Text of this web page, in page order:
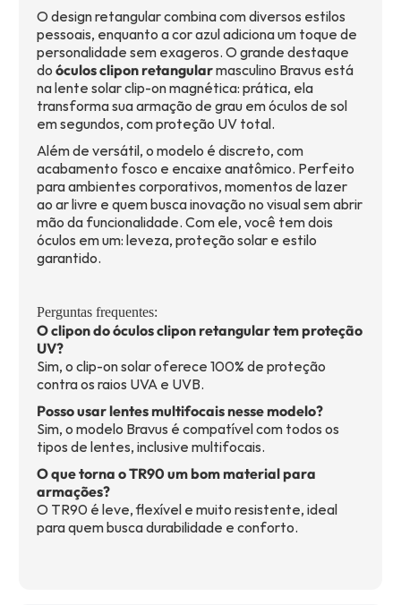
O design retangular combina com diversos estilos
pessoais, enquanto a cor azul adiciona um toque de
personalidade sem exageros. O grande destaque
do óculos clipon retangularmasculino Bravus está
na lente solar clip-on magnética: prática, ela
transforma sua armação de grau em óculos de sol
em segundos, com proteção UV total.
Além de versátil, o modelo é discreto, com
acabamento fosco e encaixe anatômico. Perfeito
para ambientes corporativos, momentos de lazer
ao ar livre e quem busca inovação no visual sem abrir
mão da funcionalidade. Com ele, você tem dois
óculos em um: leveza, proteção solar e estilo
garantido.
Perguntas frequentes:
O clipon do óculos clipon retangular tem proteção
UV?
Sim, o clip-on solar oferece 100% de proteção
contra os raios UVA e UVB.
Posso usar lentes multifocais nesse modelo?
Sim, o modelo Bravus é compatível com todos os
tipos de lentes, inclusive multifocais.
O que torna o TR90 um bom material para
armações?
O TR90 é leve, flexível e muito resistente, ideal
para quem busca durabilidade e conforto.